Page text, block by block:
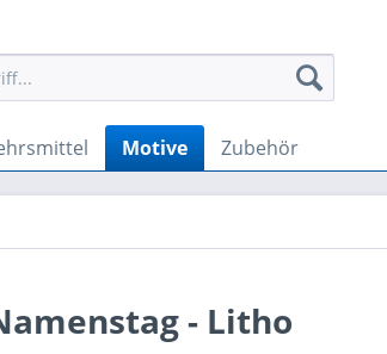
Motive Zubehör
- Litho